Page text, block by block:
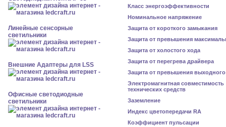
Линейные сенсорные
светильники
Внешние Адаптеры для LSS
Офисные светодиодные
светильники
Класс энергоэффективности
Номинальное напряжение
Защита от короткого замыкания
Защита от превышения
Защита от холостого хода
Защита от перегрева драйвера
Защита от превышения
Электромагнитная совместимость
технических средств
Заземление
Индекс цветопередачи RA
Коэффициент пульсации